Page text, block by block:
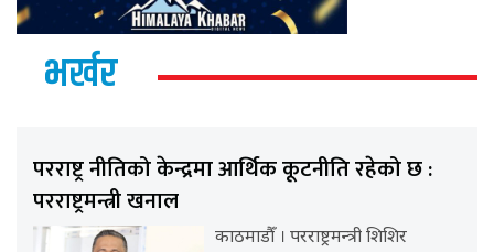
भर्खर
परराष्ट्र नीतिको केन्द्रमा आर्थिक कूटनीति रहेको छ :
परराष्ट्रमन्त्री खनाल
काठमाडौँ । परराष्ट्रमन्त्री शिशिर